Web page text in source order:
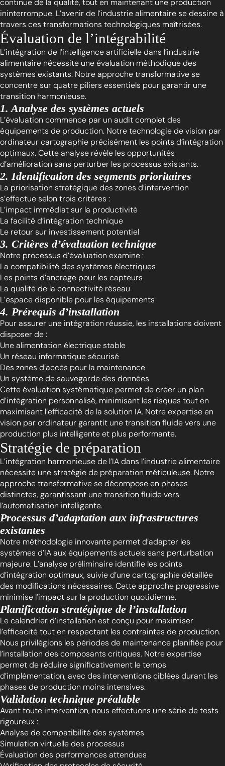
continue de la qualité, tout en maintenant une production
ininterrompue. L’avenir de l’industrie alimentaire se dessine à
travers ces transformations technologiques maîtrisées.
Évaluation de l’intégrabilité
L’intégration de l’intelligence artificielle dans l’industrie
alimentaire nécessite une évaluation méthodique des
systèmes existants. Notre approche transformative se
concentre sur quatre piliers essentiels pour garantir une
transition harmonieuse.
1. Analyse des systèmes actuels
L’évaluation commence par un audit complet des
équipements de production. Notre technologie de vision par
ordinateur cartographie précisément les points d’intégration
optimaux. Cette analyse révèle les opportunités
d’amélioration sans perturber les processus existants.
2. Identification des segments prioritaires
La priorisation stratégique des zones d’intervention
s’effectue selon trois critères :
L’impact immédiat sur la productivité
La facilité d’intégration technique
Le retour sur investissement potentiel
3. Critères d’évaluation technique
Notre processus d’évaluation examine :
La compatibilité des systèmes électriques
Les points d’ancrage pour les capteurs
La qualité de la connectivité réseau
L’espace disponible pour les équipements
4. Prérequis d’installation
Pour assurer une intégration réussie, les installations doivent
disposer de :
Une alimentation électrique stable
Un réseau informatique sécurisé
Des zones d’accès pour la maintenance
Un système de sauvegarde des données
Cette évaluation systématique permet de créer un plan
d’intégration personnalisé, minimisant les risques tout en
maximisant l’efficacité de la solution IA. Notre expertise en
vision par ordinateur garantit une transition fluide vers une
production plus intelligente et plus performante.
Stratégie de préparation
L’intégration harmonieuse de l’IA dans l’industrie alimentaire
nécessite une stratégie de préparation méticuleuse. Notre
approche transformative se décompose en phases
distinctes, garantissant une transition fluide vers
l’automatisation intelligente.
Processus d’adaptation aux infrastructures
existantes
Notre méthodologie innovante permet d’adapter les
systèmes d’IA aux équipements actuels sans perturbation
majeure. L’analyse préliminaire identifie les points
d’intégration optimaux, suivie d’une cartographie détaillée
des modifications nécessaires. Cette approche progressive
minimise l’impact sur la production quotidienne.
Planification stratégique de l’installation
Le calendrier d’installation est conçu pour maximiser
l’efficacité tout en respectant les contraintes de production.
Nous privilégions les périodes de maintenance planifiée pour
l’installation des composants critiques. Notre expertise
permet de réduire significativement le temps
d’implémentation, avec des interventions ciblées durant les
phases de production moins intensives.
Validation technique préalable
Avant toute intervention, nous effectuons une série de tests
rigoureux :
Analyse de compatibilité des systèmes
Simulation virtuelle des processus
Évaluation des performances attendues